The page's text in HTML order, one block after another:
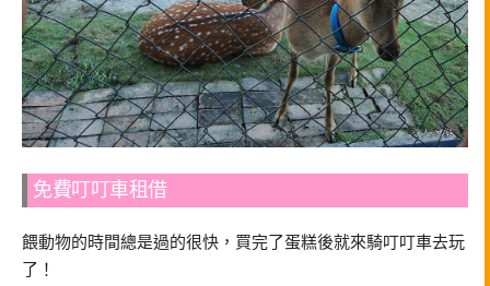
免費叮叮車租借
餵動物的時間總是過的很快，買完了蛋糕後就來騎叮叮車去玩
了！